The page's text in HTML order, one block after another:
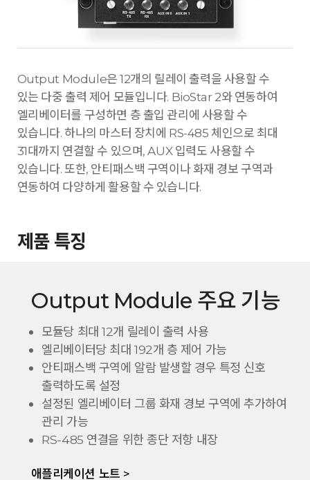
Output Module은 12개의 릴레이 출력을 사용할 수
있는 다중 출력 제어 모듈입니다. BioStar 2와 연동하여
엘리베이터를 구성하면 층 출입 관리에 사용할 수
있습니다. 하나의 마스터 장치에 RS-485 체인으로 최대
31대까지 연결할 수 있으며, AUX 입력도 사용할 수
있습니다. 또한, 안티패스백 구역이나 화재 경보 구역과
연동하여 다양하게 활용할 수 있습니다.
제품 특징
Output Module 주요 기능
모듈당 최대 12개 릴레이 출력 사용
엘리베이터당 최대 192개 층 제어 가능
안티패스백 구역에 알람 발생할 경우 특정 신호
출력하도록 설정
설정된 엘리베이터 그룹 화재 경보 구역에 추가하여
관리 가능
RS-485 연결을 위한 종단 저항 내장
애플리케이션 노트 >